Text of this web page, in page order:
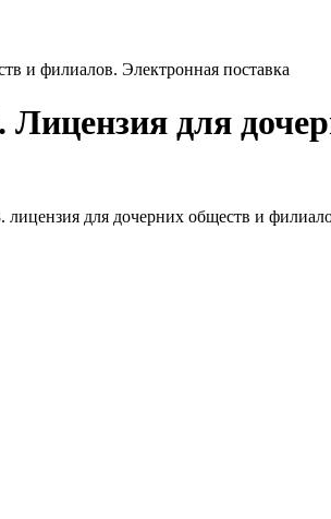
и филиалов. Электронная поставка
для